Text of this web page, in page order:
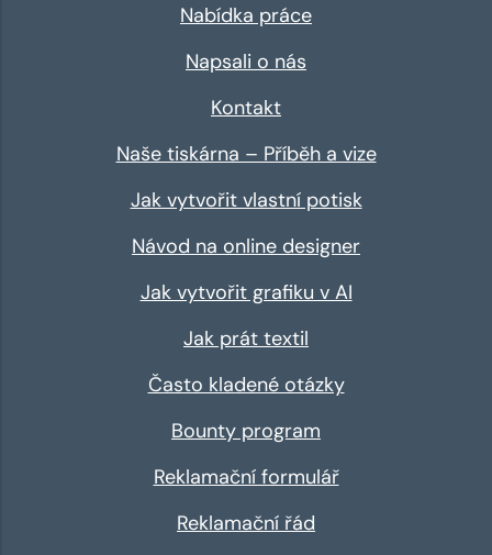
Nabídka práce
Napsali o nás
Kontakt
Naše tiskárna – Příběh a vize
Jak vytvořit vlastní potisk
Návod na online designer
Jak vytvořit grafiku v AI
Jak prát textil
Často kladené otázky
Bounty program
Reklamační formulář
Reklamační řád